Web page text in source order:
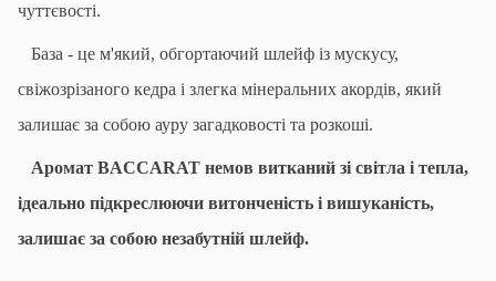
чуттєвості.
База - це м'який, обгортаючий шлейф із мускусу,
свіжозрізаного кедра і злегка мінеральних акордів, який
залишає за собою ауру загадковості та розкоші.
Аромат BACCARAT немов витканий зі світла і тепла,
ідеально підкреслюючи витонченість і вишуканість,
залишає за собою незабутній шлейф.